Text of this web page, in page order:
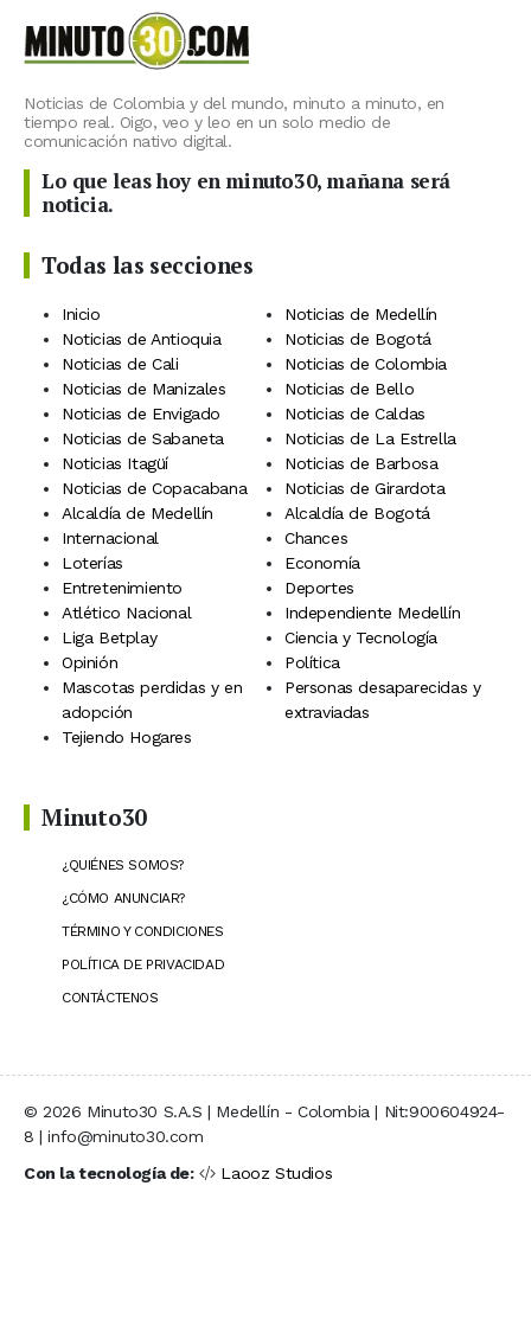
Noticias de Colombia y del mundo, minuto a minuto, en
tiempo real. Oigo, veo y leo en un solo medio de
comunicación nativo digital.
Lo que leas hoy en minuto30, mañana será
noticia.
Todas las secciones
Inicio
Noticias de Medellín
Noticias de Antioquia
Noticias de Bogotá
Noticias de Cali
Noticias de Colombia
Noticias de Manizales
Noticias de Bello
Noticias de Envigado
Noticias de Caldas
Noticias de Sabaneta
Noticias de La Estrella
Noticias Itagüí
Noticias de Barbosa
Noticias de Copacabana
Noticias de Girardota
Alcaldía de Medellín
Alcaldía de Bogotá
Internacional
Chances
Loterías
Economía
Entretenimiento
Deportes
Atlético Nacional
Independiente Medellín
Liga Betplay
Ciencia y Tecnología
Opinión
Política
Mascotas perdidas y en
adopción
Personas desaparecidas y
extraviadas
Tejiendo Hogares
Minuto30
¿QUIÉNES SOMOS?
¿CÓMO ANUNCIAR?
TÉRMINO Y CONDICIONES
POLÍTICA DE PRIVACIDAD
CONTÁCTENOS
© 2026 Minuto30 S.A.S | Medellín - Colombia | Nit:900604924-
8 | info@minuto30.com
Con la tecnología de:
Laooz Studios